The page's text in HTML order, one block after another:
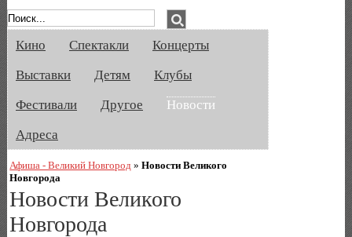
Кино Спектакли
Концерты
Выставки
Детям
Клубы
Фестивали
Другое
Новости
Адреса
Афиша - Великий Новгород »Новости Великого
Новгорода
Новости Великого
Новгорода